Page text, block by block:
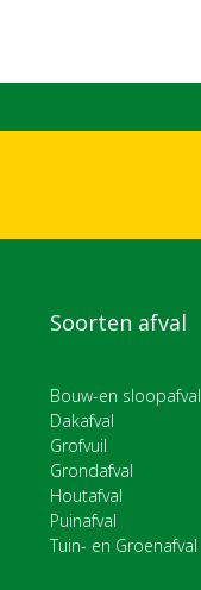
Soorten afval
Bouw-en sloopafval
Dakafval
Grofvuil
Grondafval
Houtafval
Puinafval
Tuin- en Groenafval